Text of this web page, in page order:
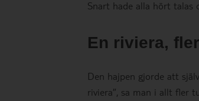
Snart hade alla hört talas
En riviera,
Den hajpen gjorde att
riviera”, sa man i allt fler